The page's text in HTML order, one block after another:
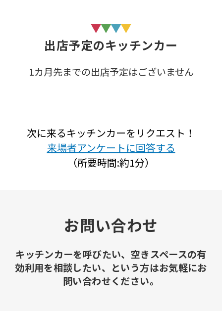
出店予定のキッチンカー
1カ月先までの出店予定はございません
次に来るキッチンカーをリクエスト！
来場者アンケートに回答する
（所要時間:約1分）
お問い合わせ
キッチンカーを呼びたい、空きスペースの有
効利用を相談したい、という方はお気軽にお
問い合わせください。